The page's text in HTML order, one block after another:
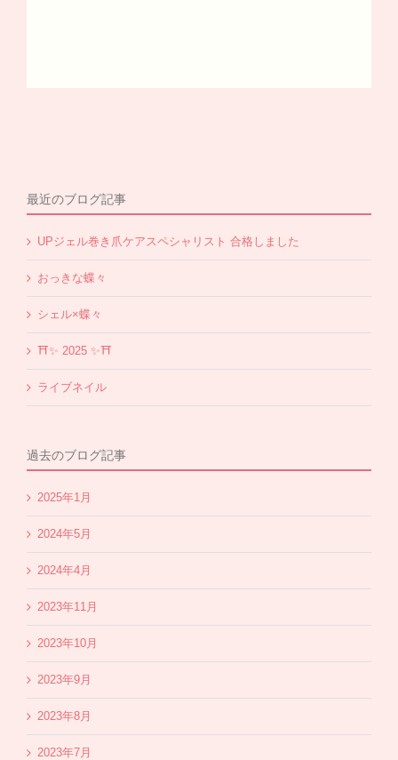
最近のブログ記事
UPジェル巻き爪ケアスペシャリスト 合格しました
おっきな蝶々
シェル×蝶々
⛩✨️ 2025 ✨️⛩
ライブネイル
過去のブログ記事
2025年1月
2024年5月
2024年4月
2023年11月
2023年10月
2023年9月
2023年8月
2023年7月